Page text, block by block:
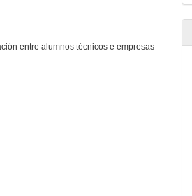
entre alumnos técnicos e empresas